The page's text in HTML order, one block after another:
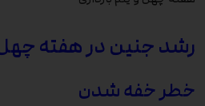
رشد جنین در هفته
خطر خفه شدن